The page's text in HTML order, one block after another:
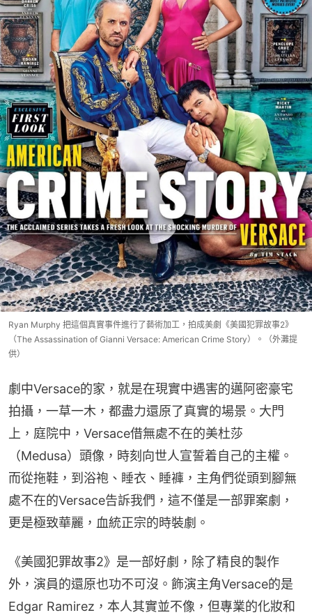
Ryan Murphy 把這個真實事件進行了藝術加工，拍成美劇《美國犯罪故事2》
（The Assassination of Gianni Versace: American Crime Story）。（外灘提
供）
劇中Versace的家，就是在現實中遇害的邁阿密豪宅
拍攝，一草一木，都盡力還原了真實的場景。大門
上，庭院中，Versace借無處不在的美杜莎
（Medusa）頭像，時刻向世人宣誓着自己的主權。
而從拖鞋，到浴袍、睡衣、睡褲，主角們從頭到腳無
處不在的Versace告訴我們，這不僅是一部罪案劇，
更是極致華麗，血統正宗的時裝劇。
《美國犯罪故事2》是一部好劇，除了精良的製作
外，演員的還原也功不可沒。飾演主角Versace的是
Edgar Ramirez，本人其實並不像，但專業的化妝和